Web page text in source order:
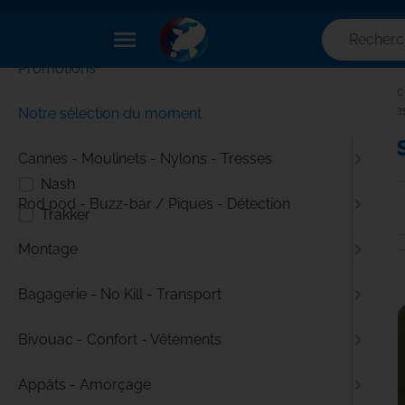
menu
Nash
Trakker
✕
Menu
Promotions
Notre sélection du moment
Cannes - Moulinets - Nylons - Tresses
Rod pod - Buzz-bar / Piques - Détection
Montage
Bagagerie - No Kill - Transport
Bivouac - Confort - Vêtements
Appâts - Amorçage